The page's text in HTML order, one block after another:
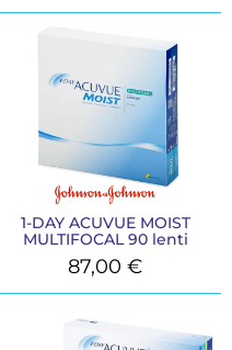
1-DAY ACUVUE MOIST
MULTIFOCAL 90 lenti
87,00€